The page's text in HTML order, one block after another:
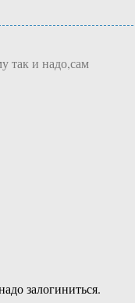
так и надо,сам
залогиниться.